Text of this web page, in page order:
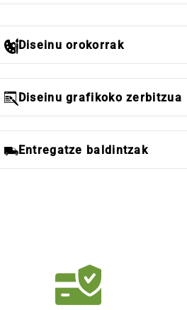
Diseinu orokorrak
Diseinu grafikoko zerbitzua
Entregatze baldintzak